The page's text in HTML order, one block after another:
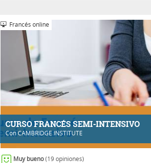
CURSO FRANCÉS SEMI-INTENSIVO
ConCAMBRIDGE INSTITUTE
Francés online
Muy bueno (19 opiniones)